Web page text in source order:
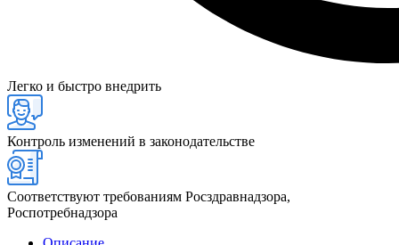
Легко и быстро внедрить
Контроль изменений в законодательстве
Соответствуют требованиям Росздравнадзора,
Роспотребнадзора